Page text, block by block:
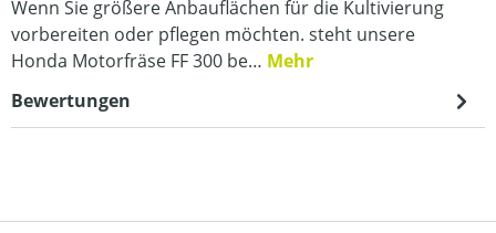
Wenn Sie größere Anbauflächen für die Kultivierung
vorbereiten oder pflegen möchten. steht unsere
Honda Motorfräse FF 300 be… Mehr
Bewertungen